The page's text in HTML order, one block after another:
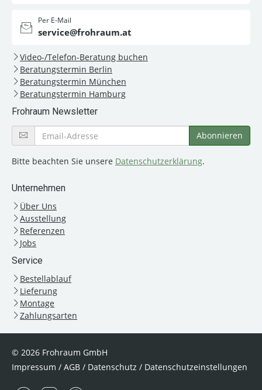
Per E-Mail
service@frohraum.at
Video-/Telefon-Beratung buchen
Beratungstermin Berlin
Beratungstermin München
Beratungstermin Hamburg
Frohraum Newsletter
Bitte beachten Sie unsere Datenschutzerklärung.
Unternehmen
Über Uns
Ausstellung
Referenzen
Jobs
Service
Bestellablauf
Lieferung
Montage
Zahlungsarten
© 2026 Frohraum GmbH
Impressum / AGB / Datenschutz / Datenschutzeinstellungen